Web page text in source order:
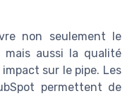
non seulement le
mais aussi la qualité
sur le pipe. Les
permettent de